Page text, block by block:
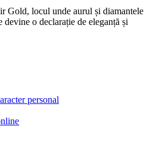
Gold, locul unde aurul și diamantele
o declarație de eleganță și
personal